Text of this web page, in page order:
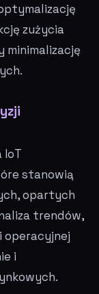
zużycia
minimalizację
IoT
stanowią
opartych
trendów,
operacyjnej
i